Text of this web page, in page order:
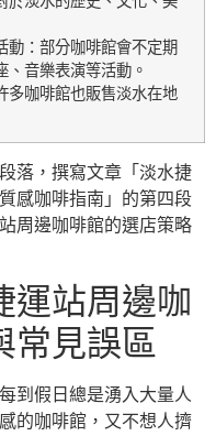
動：部分咖啡館會不定期
、音樂表演等活動。
多咖啡館也販售淡水在地
落，撰寫文章「淡水捷
感咖啡指南」的第四段
周邊咖啡館的選店策略
運站周邊咖
常見誤區
到假日總是湧入大量人
的咖啡館，又不想人擠